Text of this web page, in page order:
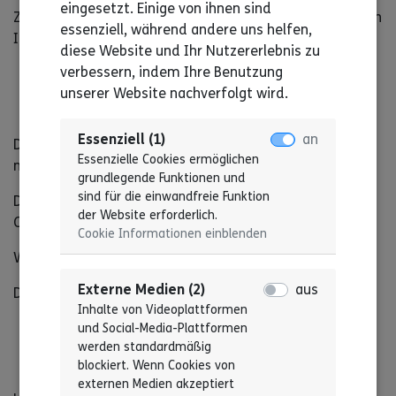
Zum Beispiel mit Farben und mit Bildern und mit eigenen
Ideen.
Diese Gruppe ist für Menschen, die in einem Beirat mit-
machen.
Das kann ein Beirat im Wohnen oder beim Arbeiten sein.
Oder in einer Lebenshilfe.
Wir zeigen, wie man eine Sitzung gut organisieren kann.
Damit alle gut teil-nehmen können.
Gut für mich sorgen
eingesetzt. Einige von ihnen sind
essenziell, während andere uns helfen,
diese Website und Ihr Nutzererlebnis zu
verbessern, indem Ihre Benutzung
unserer Website nachverfolgt wird.
Essenziell (1)
Essenzielle Cookies ermöglichen
grundlegende Funktionen und
sind für die einwandfreie Funktion
der Website erforderlich.
Cookie Informationen einblenden
an
Externe Medien (2)
Inhalte von Videoplattformen
und Social-Media-Plattformen
werden standardmäßig
blockiert. Wenn Cookies von
externen Medien akzeptiert
aus